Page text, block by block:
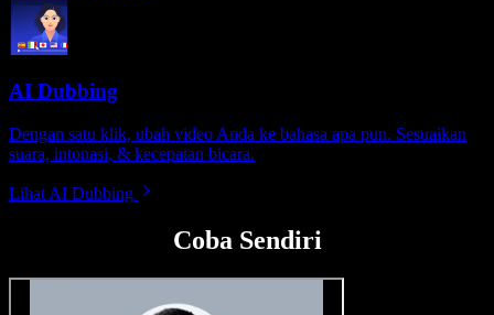
AI Dubbing
Dengan satu klik, ubah video Anda ke bahasa apa pun. Sesuaikan
suara, intonasi, & kecepatan bicara.
Lihat AI Dubbing
Coba Sendiri